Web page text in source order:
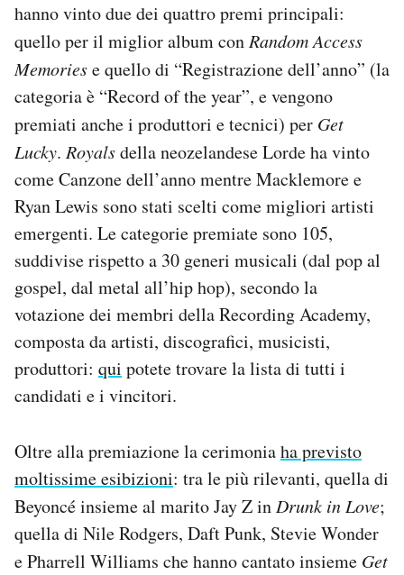
AREA PERSONALE
Area Personale
Newsletter
Regala il Post
Hai bisogno di aiuto?
Esci
hanno vinto due dei quattro premi principali:
quello per il miglior album conRandom Access
Memoriese quello di “Registrazione dell’anno” (la
categoria è “Record of the year”, e vengono
premiati anche i produttori e tecnici) per Get
Lucky. Royalsdella neozelandese Lorde ha vinto
come Canzone dell’anno mentre Macklemore e
Ryan Lewis sono stati scelti come migliori artisti
emergenti. Le categorie premiate sono 105,
suddivise rispetto a 30 generi musicali (dal pop al
gospel, dal metal all’hip hop), secondo la
votazione dei membri della Recording Academy,
composta da artisti, discografici, musicisti,
produttori: qui potete trovare la lista di tutti i
candidati e i vincitori.
Oltre alla premiazione la cerimoniaha previsto
moltissime esibizioni: tra le più rilevanti, quella di
Beyoncé insieme al marito Jay Z inDrunk in Love;
quella di Nile Rodgers, Daft Punk, Stevie Wonder
e Pharrell Williams che hanno cantato insieme Get